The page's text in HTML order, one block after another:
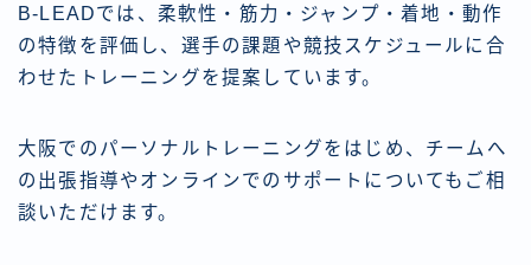
B-LEADでは、柔軟性・筋力・ジャンプ・着地・動作
の特徴を評価し、選手の課題や競技スケジュールに合
わせたトレーニングを提案しています。
大阪でのパーソナルトレーニングをはじめ、チームへ
の出張指導やオンラインでのサポートについてもご相
談いただけます。